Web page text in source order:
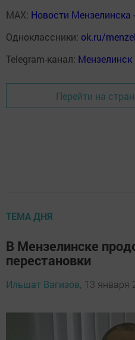
MAX: Новости Мензелинска
Одноклассники: ok.ru/
Telegram-канал:
Перейти на
ТЕМА ДНЯ
В Мензелинске
перестановки
Ильшат Вагизов, 13 января